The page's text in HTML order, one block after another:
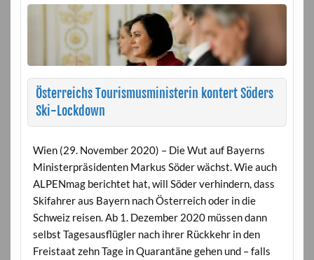
Österreichs Tourismusministerin kontert Söders
Ski-Lockdown
Wien (29. November 2020) – Die Wut auf Bayerns
Ministerpräsidenten Markus Söder wächst. Wie auch
ALPENmag berichtet hat, will Söder verhindern, dass
Skifahrer aus Bayern nach Österreich oder in die
Schweiz reisen. Ab 1. Dezember 2020 müssen dann
selbst Tagesausflügler nach ihrer Rückkehr in den
Freistaat zehn Tage in Quarantäne gehen und – falls